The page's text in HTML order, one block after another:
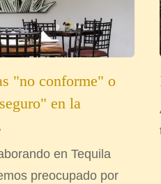
"no conforme" o
en la
en Tequila
preocupado por